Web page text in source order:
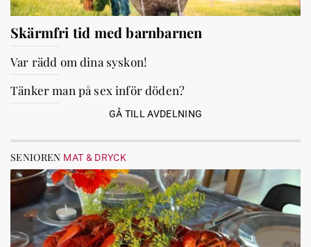
Skärmfri tid med barnbarnen
Var rädd om dina syskon!
Tänker man på sex inför döden?
GÅ TILL AVDELNING
SENIOREN MAT & DRYCK